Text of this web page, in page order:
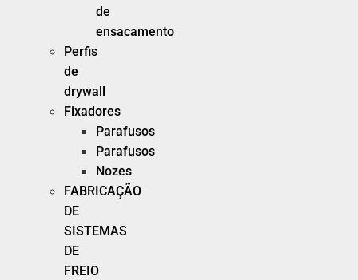
de
ensacamento
Perfis
de
drywall
Fixadores
Parafusos
Parafusos
Nozes
FABRICAÇÃO
DE
SISTEMAS
DE
FREIO